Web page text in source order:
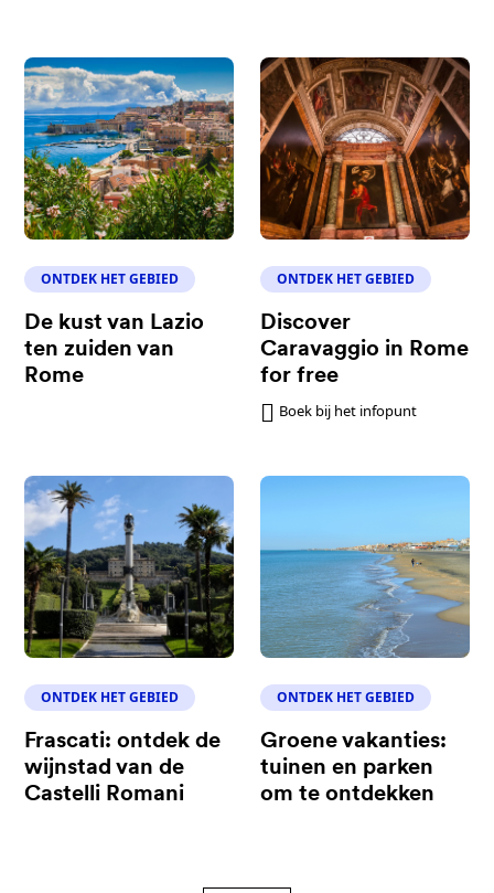
ONTDEK HET GEBIED
De kust van Lazio
ten zuiden van
Rome
ONTDEK HET GEBIED
Discover
Caravaggio in Rome
for free
Boek bij het infopunt
ONTDEK HET GEBIED
Frascati: ontdek de
wijnstad van de
Castelli Romani
ONTDEK HET GEBIED
Groene vakanties:
tuinen en parken
om te ontdekken